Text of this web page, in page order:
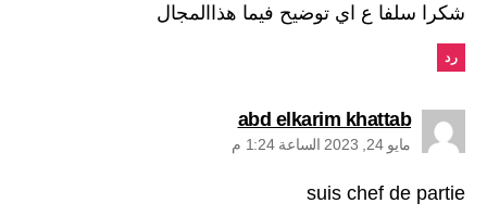
شكرا سلفا ع اي توضيح فيما هذاالمجال
رد
abd elkarim khattabيقول:
مايو 24, 2023 الساعة 1:24 م
suis chef de partie